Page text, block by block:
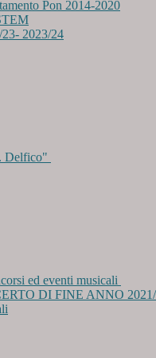
Pon 2014-2020
2023/24
Delfico"
ed eventi musicali
DI FINE ANNO